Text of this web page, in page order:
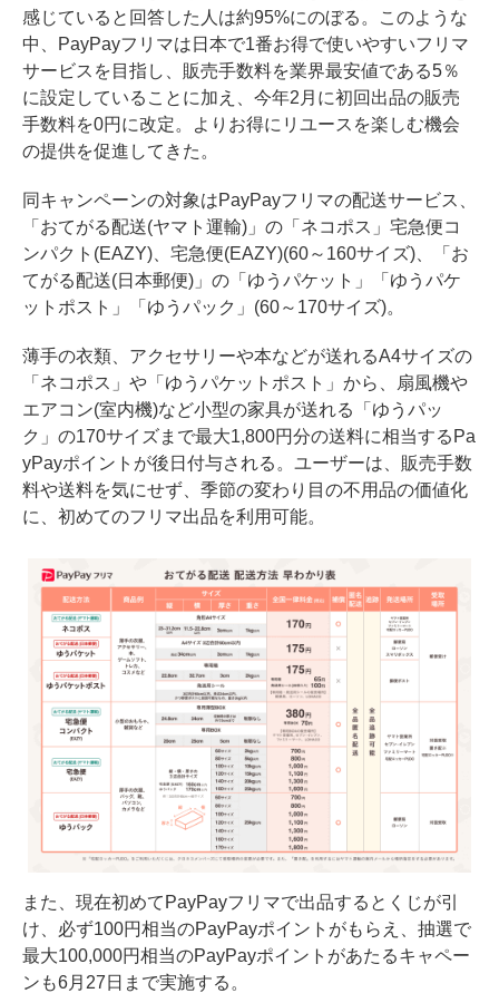
感じていると回答した人は約95%にのぼる。このような
中、PayPayフリマは日本で1番お得で使いやすいフリマ
サービスを目指し、販売手数料を業界最安値である5％
に設定していることに加え、今年2月に初回出品の販売
手数料を0円に改定。よりお得にリユースを楽しむ機会
の提供を促進してきた。
同キャンペーンの対象はPayPayフリマの配送サービス、
「おてがる配送(ヤマト運輸)」の「ネコポス」宅急便コ
ンパクト(EAZY)、宅急便(EAZY)(60～160サイズ)、「お
てがる配送(日本郵便)」の「ゆうパケット」「ゆうパケ
ットポスト」「ゆうパック」(60～170サイズ)。
薄手の衣類、アクセサリーや本などが送れるA4サイズの
「ネコポス」や「ゆうパケットポスト」から、扇風機や
エアコン(室内機)など小型の家具が送れる「ゆうパッ
ク」の170サイズまで最大1,800円分の送料に相当するPa
yPayポイントが後日付与される。ユーザーは、販売手数
料や送料を気にせず、季節の変わり目の不用品の価値化
に、初めてのフリマ出品を利用可能。
また、現在初めてPayPayフリマで出品するとくじが引
け、必ず100円相当のPayPayポイントがもらえ、抽選で
最大100,000円相当のPayPayポイントがあたるキャペー
ンも6月27日まで実施する。